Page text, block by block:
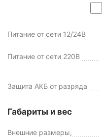
Питание от сети 12/24В
Питание от сети 220В
Защита АКБ от разряда
Габариты и вес
Внешние размеры,